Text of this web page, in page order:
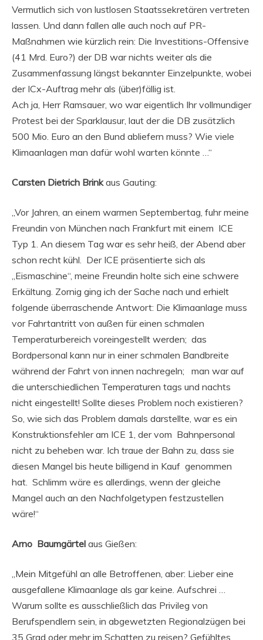
Vermutlich sich von lustlosen Staatssekretären vertreten
lassen. Und dann fallen alle auch noch auf PR-
Maßnahmen wie kürzlich rein: Die Investitions-Offensive
(41 Mrd. Euro?) der DB war nichts weiter als die
Zusammenfassung längst bekannter Einzelpunkte, wobei
der ICx-Auftrag mehr als (über)fällig ist.
Ach ja, Herr Ramsauer, wo war eigentlich Ihr vollmundiger
Protest bei der Sparklausur, laut der die DB zusätzlich
500 Mio. Euro an den Bund abliefern muss? Wie viele
Klimaanlagen man dafür wohl warten könnte …“
Carsten Dietrich Brinkaus Gauting:
„Vor Jahren, an einem warmen Septembertag, fuhr meine
Freundin von München nach Frankfurt mit einem ICE
Typ 1. An diesem Tag war es sehr heiß, der Abend aber
schon recht kühl. Der ICE präsentierte sich als
„Eismaschine“, meine Freundin holte sich eine schwere
Erkältung. Zornig ging ich der Sache nach und erhielt
folgende überraschende Antwort: Die Klimaanlage muss
vor Fahrtantritt von außen für einen schmalen
Temperaturbereich voreingestellt werden; das
Bordpersonal kann nur in einer schmalen Bandbreite
während der Fahrt von innen nachregeln; man war auf
die unterschiedlichen Temperaturen tags und nachts
nicht eingestellt! Sollte dieses Problem noch existieren?
So, wie sich das Problem damals darstellte, war es ein
Konstruktionsfehler am ICE 1, der vom Bahnpersonal
nicht zu beheben war. Ich traue der Bahn zu, dass sie
diesen Mangel bis heute billigend in Kauf genommen
hat. Schlimm wäre es allerdings, wenn der gleiche
Mangel auch an den Nachfolgetypen festzustellen
wäre!“
Arno Baumgärtel aus Gießen:
„Mein Mitgefühl an alle Betroffenen, aber: Lieber eine
ausgefallene Klimaanlage als gar keine. Aufschrei …
Warum sollte es ausschließlich das Privileg von
Berufspendlern sein, in abgewetzten Regionalzügen bei
35 Grad oder mehr im Schatten zu reisen? Gefühltes